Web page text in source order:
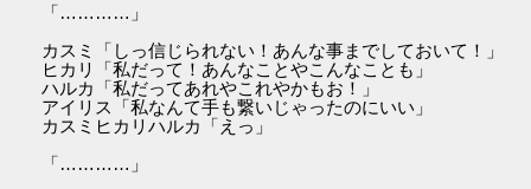
「…………」
カスミ「しっ信じられない！あんな事までしておいて！」
ヒカリ「私だって！あんなことやこんなことも」
ハルカ「私だってあれやこれやかもお！」
アイリス「私なんて手も繋いじゃったのにいい」
カスミヒカリハルカ「えっ」
「…………」